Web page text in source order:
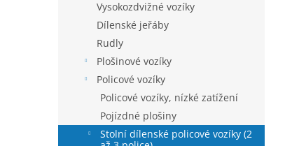
Vysokozdvižné vozíky
Dílenské jeřáby
Rudly
Plošinové vozíky
Policové vozíky
Policové vozíky, nízké zatížení
Pojízdné plošiny
Stolní dílenské policové vozíky (2